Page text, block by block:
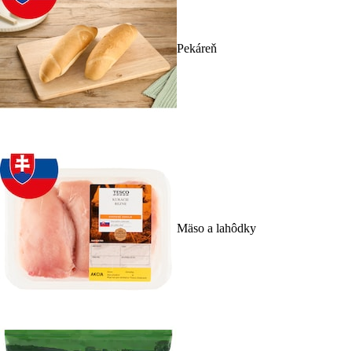
Pekáreň
Mäso a lahôdky